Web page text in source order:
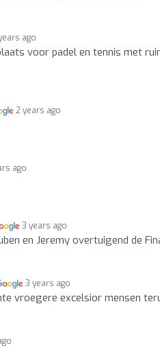
ago
voor padel en tennis met
2 years ago
ago
3 years ago
en Jeremy overtuigend de
3 years ago
vroegere excelsior mensen